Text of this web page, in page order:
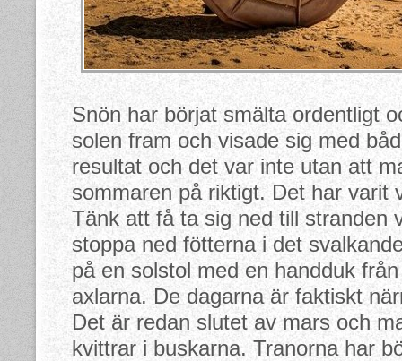
Snön har börjat smälta ordentligt
solen fram och visade sig med
resultat och det var inte utan att
sommaren på riktigt. Det har varit
Tänk att få ta sig ned till stranden
stoppa ned fötterna i det
på en solstol med en handduk
axlarna. De dagarna är faktiskt
Det är redan slutet av mars och
kvittrar i buskarna. Tranorna har